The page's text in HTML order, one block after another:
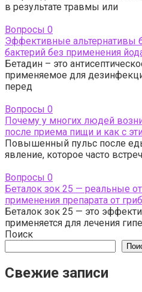
в результате травмы или
Вопросы 0
Эффективные альтернативы
бактерий без применения
Бетадин – это
применяемое для
перед
Вопросы 0
Почему у многих людей
после приема пищи и как с
Повышенный пульс после
явление, которое часто
Вопросы 0
Беталок зок 25 — реальные
применения препарата от
Беталок зок 25 — это
применяется для лечения
Поиск
Свежие записи